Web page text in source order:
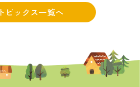
トピックス一覧へ